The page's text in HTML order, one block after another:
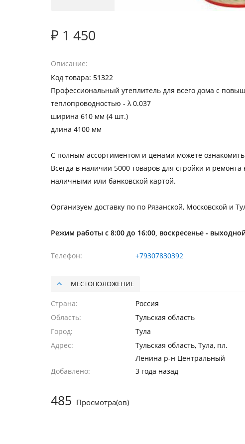
₽ 1 450
Описание
Код товара: 51322
Профессиональный утеплитель для всего дома с
теплопроводностью - λ 0.037
ширина 610 мм (4 шт.)
длина 4100 мм
С полным ассортиментом и ценами можете
Всегда в наличии 5000 товаров для стройки и
наличными или банковской картой.
Организуем доставку по по Рязанской, Московской и
Режим работы с 8:00 до 16:00, воскресенье -
Телефон +79307830392
МЕСТОПОЛОЖЕНИЕ
Страна
Россия
Область
Тульская область
Город
Тула
Адрес
Тульская область, Тула, пл.
Ленина р-н Центральный
Добавлено
3 года назад
485 Просмотра(ов)